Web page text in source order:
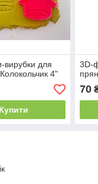
для
4"
Купити
3D-
70